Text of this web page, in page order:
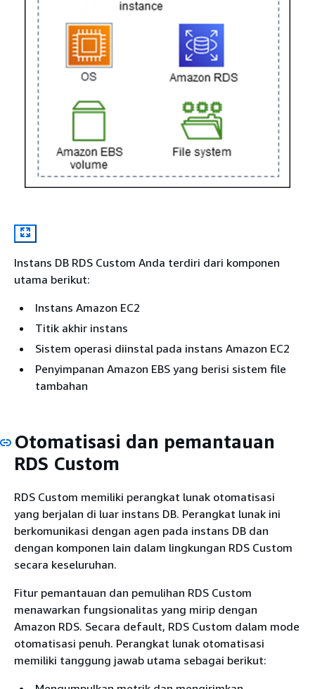
Instans DB RDS Custom Anda terdiri dari komponen
utama berikut:
Instans Amazon EC2
Titik akhir instans
Sistem operasi diinstal pada instans Amazon EC2
Penyimpanan Amazon EBS yang berisi sistem file
tambahan
Otomatisasi dan pemantauan
RDS Custom
RDS Custom memiliki perangkat lunak otomatisasi
yang berjalan di luar instans DB. Perangkat lunak ini
berkomunikasi dengan agen pada instans DB dan
dengan komponen lain dalam lingkungan RDS Custom
secara keseluruhan.
Fitur pemantauan dan pemulihan RDS Custom
menawarkan fungsionalitas yang mirip dengan
Amazon RDS. Secara default, RDS Custom dalam mode
otomatisasi penuh. Perangkat lunak otomatisasi
memiliki tanggung jawab utama sebagai berikut: